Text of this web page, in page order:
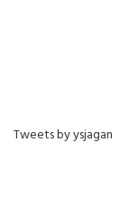
Tweets by ysjagan